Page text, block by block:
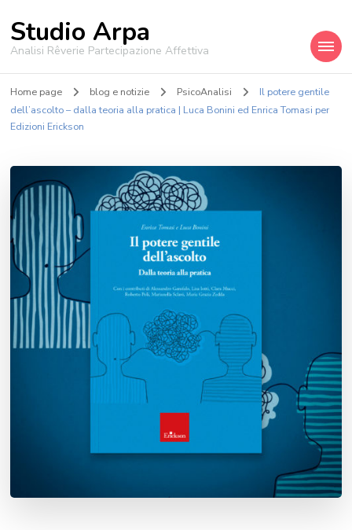
Studio Arpa
Analisi Rêverie Partecipazione Affettiva
Home page blog e notizie PsicoAnalisi
Il potere gentile
dell’ascolto – dalla teoria alla pratica | Luca Bonini ed Enrica Tomasi per
Edizioni Erickson